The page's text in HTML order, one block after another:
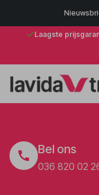
Laagste
Bel ons
036 820 02